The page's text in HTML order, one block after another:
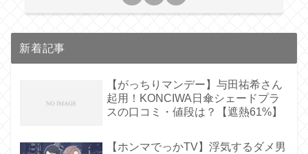
新着記事
【がっちりマンデー】与田祐希さん
起用！KONCIWA日傘シェードプラ
スの口コミ・値段は？【遮熱61%】
【ホンマでっかTV】浮気するダメ男